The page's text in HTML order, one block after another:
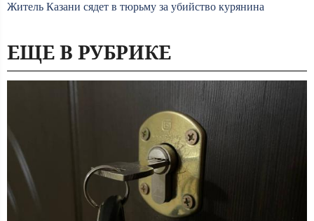
Житель Казани сядет в тюрьму за убийство курянина
ЕЩЕ В РУБРИКЕ